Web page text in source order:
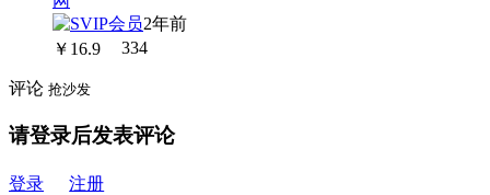
2年前
￥ 16.9 334
评论 抢沙发
请登录后发表评论
登录 注册